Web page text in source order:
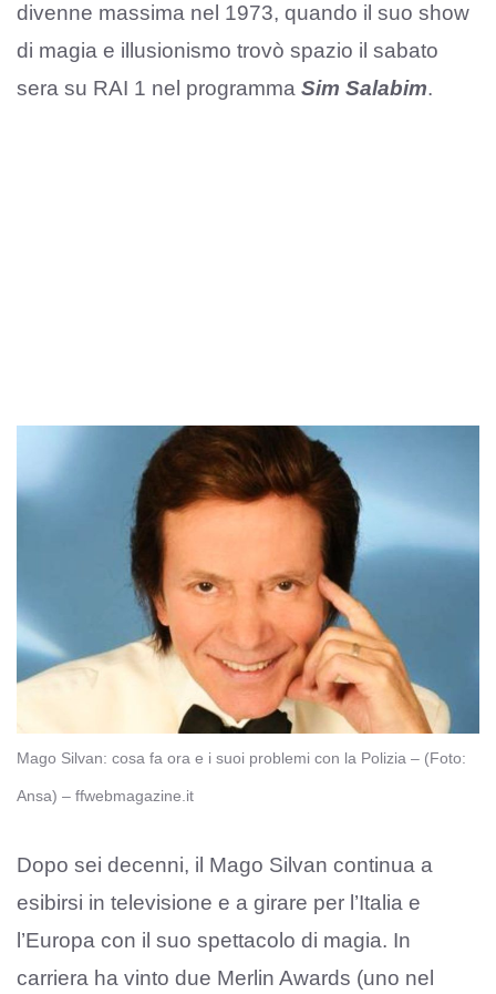
divenne massima nel 1973, quando il suo show
di magia e illusionismo trovò spazio il sabato
sera su RAI 1 nel programma Sim Salabim.
Mago Silvan: cosa fa ora e i suoi problemi con la Polizia – (Foto:
Ansa) – ffwebmagazine.it
Dopo sei decenni, il Mago Silvan continua a
esibirsi in televisione e a girare per l’Italia e
l’Europa con il suo spettacolo di magia. In
carriera ha vinto due Merlin Awards (uno nel